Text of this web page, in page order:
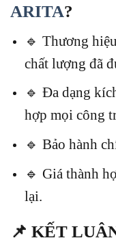
ARITA?
🔹 Thương
chất lượng đã
🔹 Đa dạng
hợp mọi công
🔹 Bảo hành
🔹 Giá thành
lại.
📌 KẾT